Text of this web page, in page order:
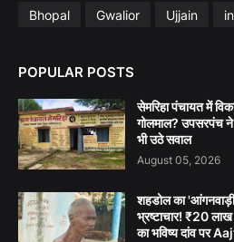
Bhopal Gwalior Ujjain
POPULAR POSTS
सेमरिहा पंचायत में
गोलमाल? उपसरपंच ने
भी उठे सवाल
August 05, 2026
शहडोल का
भ्रष्टाचार! ₹20
का भविष्य दांव पर